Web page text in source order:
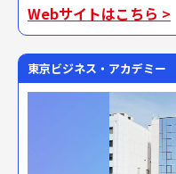
Webサイトはこちら >
東京ビジネス・アカデミー